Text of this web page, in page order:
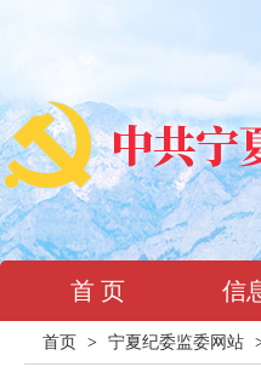
首 页 信
首页 > 宁夏纪委监委网站